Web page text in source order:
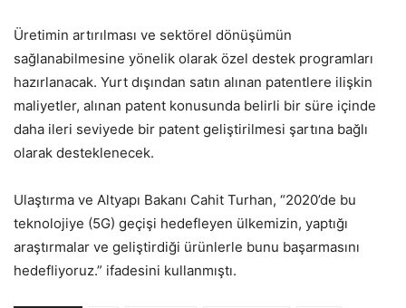
Üretimin artırılması ve sektörel dönüşümün
sağlanabilmesine yönelik olarak özel destek programları
hazırlanacak. Yurt dışından satın alınan patentlere ilişkin
maliyetler, alınan patent konusunda belirli bir süre içinde
daha ileri seviyede bir patent geliştirilmesi şartına bağlı
olarak desteklenecek.
Ulaştırma ve Altyapı Bakanı Cahit Turhan, “2020’de bu
teknolojiye (5G) geçişi hedefleyen ülkemizin, yaptığı
araştırmalar ve geliştirdiği ürünlerle bunu başarmasını
hedefliyoruz.” ifadesini kullanmıştı.